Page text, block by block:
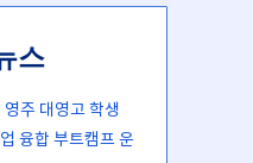
스
주 대영고 학생
융합 부트캠프 운